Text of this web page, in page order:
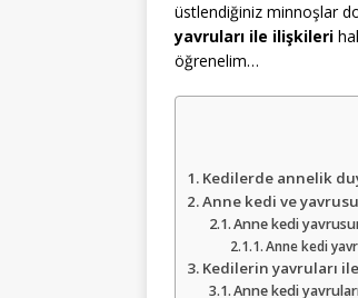
üstlendiğiniz minnoşlar
yavruları ile ilişkileri
öğrenelim…
Kedilerde annelik
Anne kedi ve
Anne kedi
Anne kedi
Kedilerin yavruları
Anne kedi